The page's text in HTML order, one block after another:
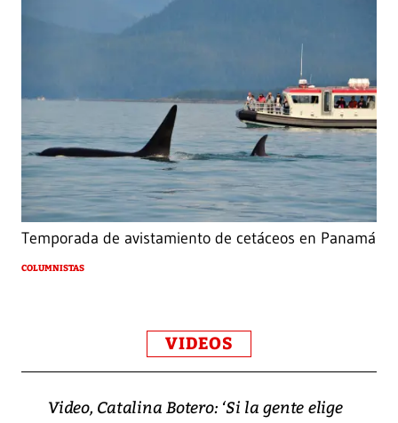
Temporada de avistamiento de cetáceos en Panamá
COLUMNISTAS
VIDEOS
Video, Catalina Botero: ‘Si la gente elige